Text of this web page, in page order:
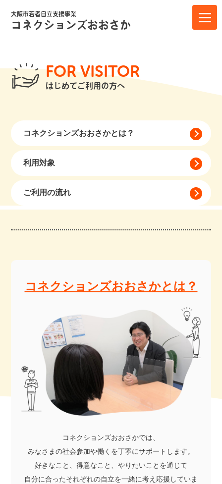
大阪市若者自立支援事業
コネクションズおおさか
FOR VISITOR
はじめてご利用の方へ
コネクションズおおさかとは？
利用対象
ご利用の流れ
コネクションズおおさかとは？
コネクションズおおさかでは、
みなさまの社会参加や働くを丁寧にサポートします。
好きなこと、得意なこと、やりたいことを通じて
自分に合ったそれぞれの自立を一緒に考え応援していま